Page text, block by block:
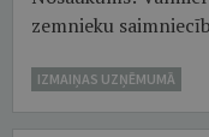
zemnieku
IZMAIŅAS UZŅĒMUMĀ